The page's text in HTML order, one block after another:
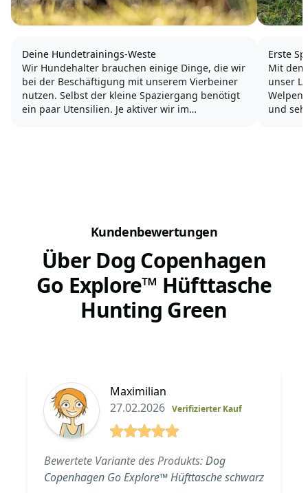
Deine Hundetrainings-Weste
Wir Hundehalter brauchen einige Dinge, die wir
bei der Beschäftigung mit unserem Vierbeiner
nutzen. Selbst der kleine Spaziergang benötigt
ein paar Utensilien. Je aktiver wir im
Erste
Mit
unser
Welpen
und
Kundenbewertungen
Über Dog Copenhagen
Go Explore™ Hüfttasche
Hunting Green
Maximilian
27.02.2026 Verifizierter Kauf
Bewertete Variante des Produkts:Dog
Copenhagen Go Explore™ Hüfttasche schwarz